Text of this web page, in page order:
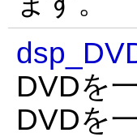
DVDを
DVDを